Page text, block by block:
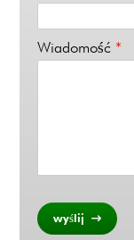
Wiadomość *
wyślij